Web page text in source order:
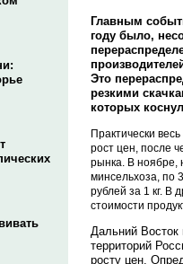
Главным
году было,
Это
резкими
которых
Практически
рост цен, после
рынка. В ноябре,
минсельхоза, по
рублей за 1 кг. В
стоимости
Дальний Восток
территорий
росту цен.